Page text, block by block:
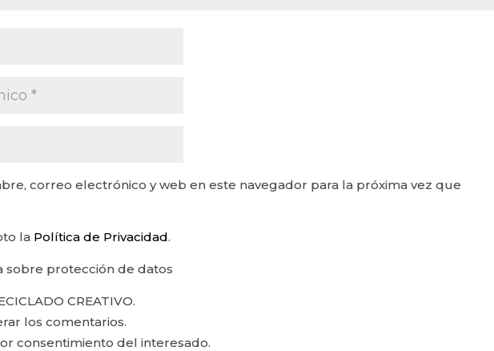
correo electrónico y web en este navegador para la próxima vez que
la Política de Privacidad.
sobre protección de datos
CREATIVO.
los comentarios.
consentimiento del interesado.